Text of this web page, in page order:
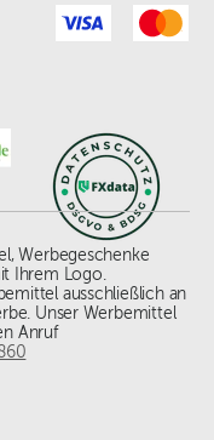
Werbegeschenke
Ihrem Logo.
ausschließlich an
Unser Werbemittel
Anruf